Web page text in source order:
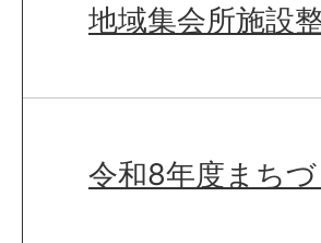
地域集会所施設
令和8年度まち